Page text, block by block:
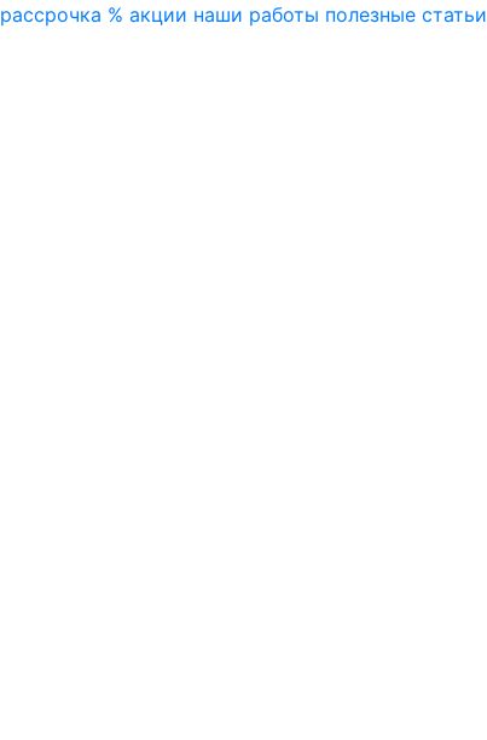
рассрочка % акции наши работы полезные статьи